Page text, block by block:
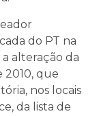
do PT na
a alteração da
2010, que
nos locais
da lista de